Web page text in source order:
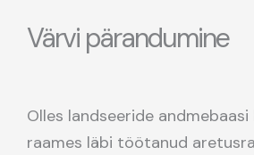
Värvi pärandumine
Olles landseeride
raames läbi töötanud